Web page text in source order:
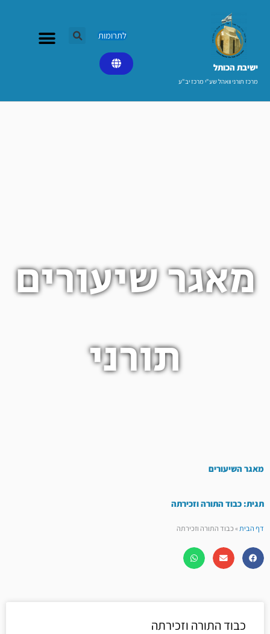
ישיבת הכותל​
מרכז תורני וואהל שע"י מרכז יב"ע
לתרומות
מאגר שיעורים
תורני
מאגר השיעורים
תגית: כבוד התורה וזכירתה
דף הבית»כבוד התורה וזכירתה
כבוד התורה וזכירתה